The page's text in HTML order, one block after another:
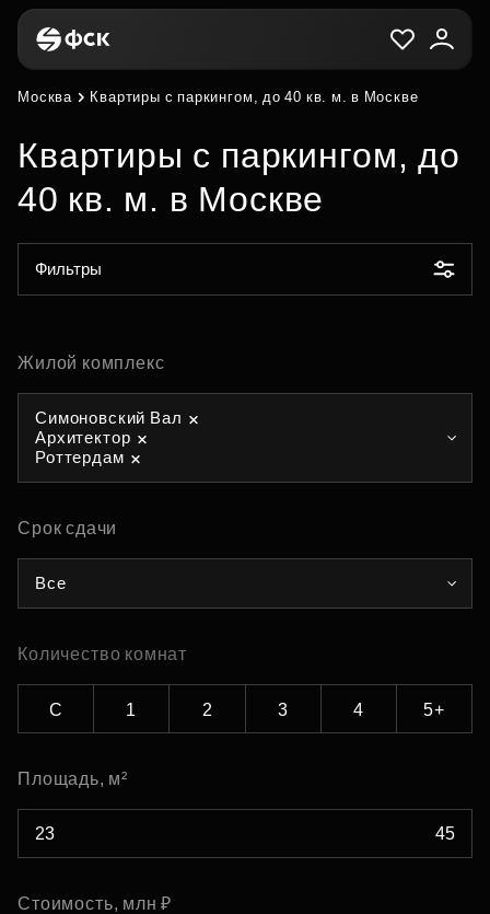
Москва Квартиры с паркингом, до 40 кв. м. в Москве
Квартиры с паркингом, до
40 кв. м. в Москве
Фильтры
Жилой комплекс
Симоновский Вал
Архитектор
Роттердам
Срок сдачи
Все
Количество комнат
С 1 2 3 4 5+
Площадь, м²
Стоимость, млн ₽